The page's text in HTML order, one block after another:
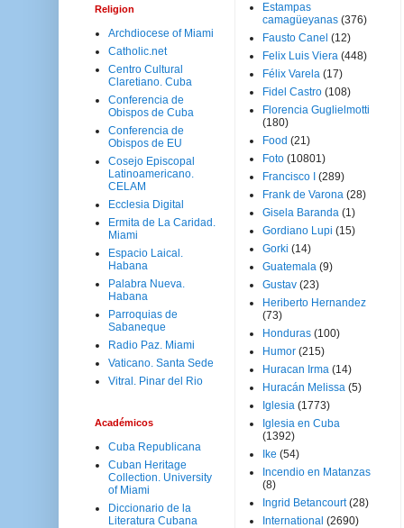
Religion
Archdiocese of Miami
Catholic.net
Centro Cultural
Claretiano. Cuba
Conferencia de
Obispos de Cuba
Conferencia de
Obispos de EU
Cosejo Episcopal
Latinoamericano.
CELAM
Ecclesia Digital
Ermita de La Caridad.
Miami
Espacio Laical.
Habana
Palabra Nueva.
Habana
Parroquias de
Sabaneque
Radio Paz. Miami
Vaticano. Santa Sede
Vitral. Pinar del Rio
Académicos
Cuba Republicana
Cuban Heritage
Collection. University
of Miami
Diccionario de la
Literatura Cubana
Estampas
camagüeyanas (376)
Fausto Canel (12)
Felix Luis Viera (448)
Félix Varela (17)
Fidel Castro (108)
Florencia Guglielmotti
(180)
Food (21)
Foto (10801)
Francisco I
(289)
Frank de Varona (28)
Gisela Baranda (1)
Gordiano Lupi (15)
Gorki (14)
Guatemala (9)
Gustav (23)
Heriberto Hernandez
(73)
Honduras (100)
Humor (215)
Huracan Irma (14)
Huracán Melissa (5)
Iglesia (1773)
Iglesia en Cuba
(1392)
Ike (54)
Incendio en Matanzas
(8)
Ingrid Betancourt (28)
International (2690)